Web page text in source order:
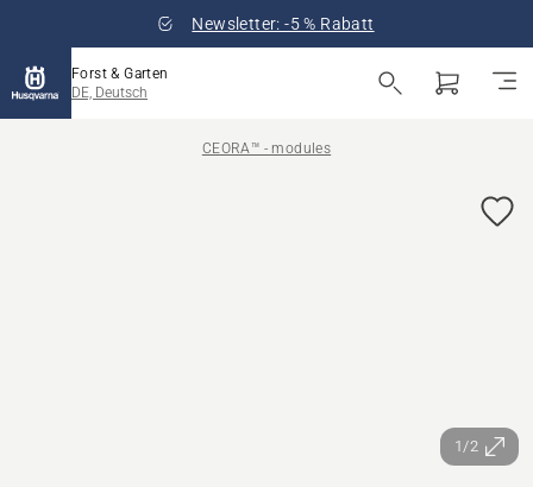
Newsletter: -5 % Rabatt
Forst & Garten
DE, Deutsch
CEORA™ - modules
1/2